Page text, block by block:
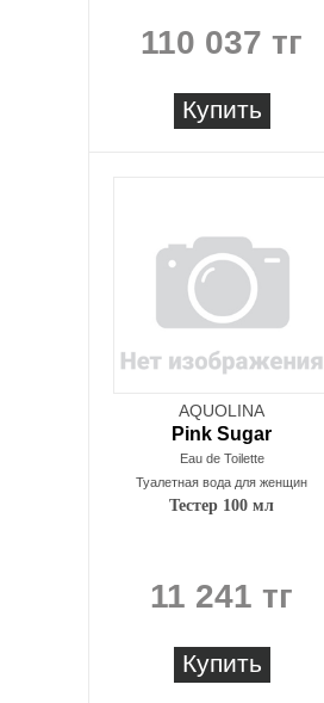
110 037 тг
Купить
AQUOLINA
Pink Sugar
Eau de Toilette
Туалетная вода для женщин
Тестер 100 мл
11 241 тг
Купить